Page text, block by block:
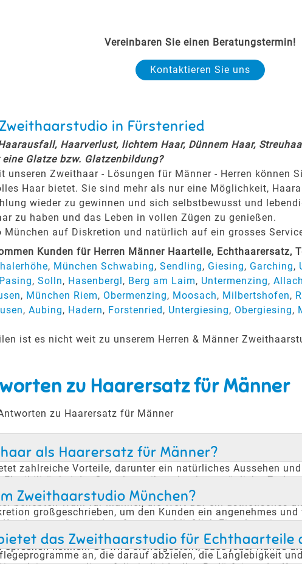
Vereinbaren Sie einen Beratungstermin!
Kontaktieren Sie uns
in Fürstenried
Haarverlust, lichtem Haar, Dünnem Haar,
Glatze bzw. Glatzenbildung?
unseren Zweithaar - Lösungen für Männer - Herren können
Haar bietet. Sie sind mehr als nur eine Möglichkeit,
wieder zu gewinnen und sich selbstbewusst und
zu haben und das Leben in vollen Zügen zu genießen.
auf Diskretion und natürlich auf ein grosses
Kunden für Herren Männer Haarteile, Echthaarersatz,
, München Schwabing, Sendling, Giesing, Garching,
Pasing, Solln, Hasenbergl, Berg am Laim, Untermenzing, Allach
, München Riem, Obermenzing, Moosach, Milbertshofen,
, Aubing, Hadern, Forstenried, Untergiesing, Obergiesing,
ist es nicht weit zu unserem Herren & Männer
zu Haarersatz für Männer
zu Haarersatz für Männer
als Haarersatz für Männer?
zahlreiche Vorteile, darunter ein natürliches Aussehen
Flexibilität bei der Gestaltung ihres Looks ermöglicht.
macht. Es kann problemlos beim Schwimmen, Sport
beliebten Wahl für Männer, die Wert auf ein ästhetisches
Zweithaarstudio München?
großgeschrieben, um den Kunden ein angenehmes
geachtet, indem fast ausschließlich Einzeltermine
die Bedürfnisse des Kunden abgestimmt ist. Die diskrete
sprechen können. So wird sichergestellt, dass jeder Kunde
das Zweithaarstudio für Echthaarteile
an, die darauf abzielen, die Langlebigkeit